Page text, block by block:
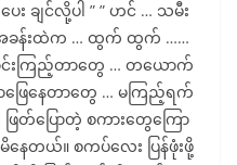
ချင်လို့ပါ ” ” ဟင် … သမီး
အခန်းထဲက … ထွက် ထွက် ……
ောင်းကြည့်တာတွေ … တယောက်
ြေနေတာတွေ … မကြည့်ရက်
ဖြတ်ပြောတဲ့ စကားတွေကြော
နေတယ်။ စကပ်လေး ပြန်ဖုံးဖို့